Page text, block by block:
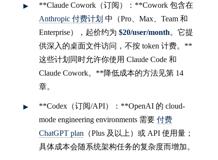
**Claude Cowork（订阅）：**Cowork 包含在
Anthropic 付费计划 中（Pro、Max、Team 和
Enterprise），起价约为 $20/user/month。它提
供深入的桌面文件访问，不按 token 计费。**
这些计划同时允许你使用 Claude Code 和
Claude Cowork。**降低成本的方法见第 14
章。
**Codex（订阅/API）：**OpenAI 的 cloud-
mode engineering environments 需要 付费
ChatGPT plan （Plus 及以上）或 API 使用量；
具体成本会随系统架构任务的复杂度而增加。